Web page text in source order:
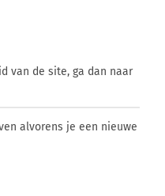
van de site, ga dan naar
alvorens je een nieuwe